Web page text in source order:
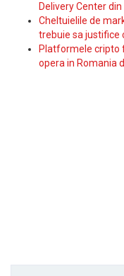
Delivery Center
Cheltuielile de
trebuie sa justifice
Platformele cripto
opera in Romania